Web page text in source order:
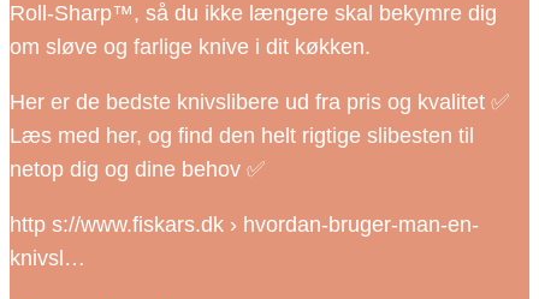
Roll-Sharp™, så du ikke længere skal bekymre dig
om sløve og farlige knive i dit køkken.
Her er de bedste knivslibere ud fra pris og kvalitet ✅
Læs med her, og find den helt rigtige slibesten til
netop dig og dine behov ✅
http s://www.fiskars.dk › hvordan-bruger-man-en-
knivsl…